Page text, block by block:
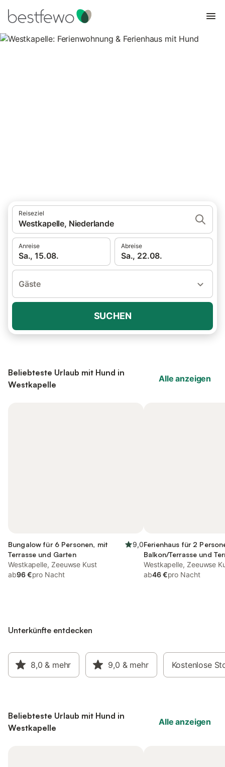
Reiseziel
Westkapelle, Niederlande
Anreise
Sa., 15.08.
Abreise
Sa., 22.08.
Gäste
SUCHEN
Beliebteste Urlaub mit Hund in
Westkapelle
Alle anzeigen
Bungalow für 6 Personen, mit
Terrasse und Garten
9,0
Westkapelle, Zeeuwse Kust
ab96 €pro Nacht
Ferienhaus für 2
Balkon/Terrasse und
Westkapelle, Zeeuwse
ab46 €pro Nacht
Unterkünfte entdecken
8,0 & mehr 9,0 & mehr Kostenlose
Beliebteste Urlaub mit Hund in
Westkapelle
Alle anzeigen